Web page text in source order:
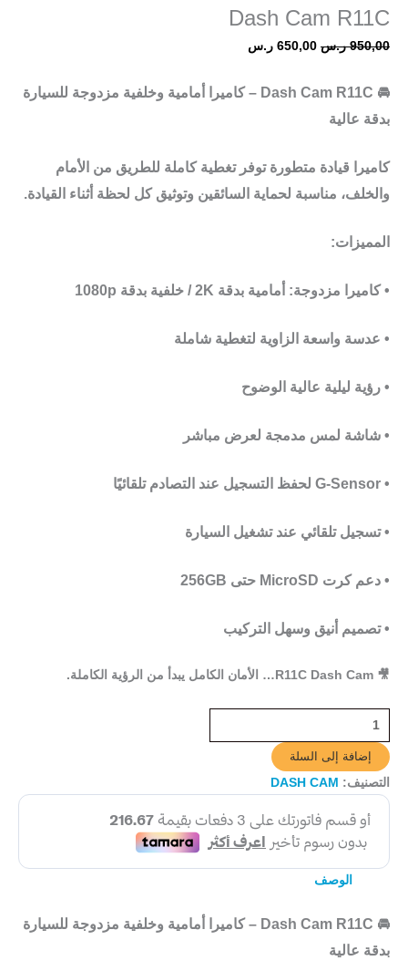
Dash Cam R11C
950,00 ر.س 650,00 ر.س
🚘
Dash Cam R11C – كاميرا أمامية وخلفية مزدوجة للسيارة
بدقة عالية
كاميرا قيادة متطورة توفر تغطية كاملة للطريق من الأمام
والخلف، مناسبة لحماية السائقين وتوثيق كل لحظة أثناء القيادة.
المميزات:
• كاميرا مزدوجة: أمامية بدقة 2K / خلفية بدقة 1080p
• عدسة واسعة الزاوية لتغطية شاملة
• رؤية ليلية عالية الوضوح
• شاشة لمس مدمجة لعرض مباشر
•
G-Sensor لحفظ التسجيل عند التصادم تلقائيًا
• تسجيل تلقائي عند تشغيل السيارة
• دعم كرت MicroSD حتى 256GB
• تصميم أنيق وسهل التركيب
🎥
R11C Dash Cam… الأمان الكامل يبدأ من الرؤية الكاملة.
إضافة إلى السلة
التصنيف: DASH CAM
الوصف
🚘
Dash Cam R11C – كاميرا أمامية وخلفية مزدوجة للسيارة
بدقة عالية